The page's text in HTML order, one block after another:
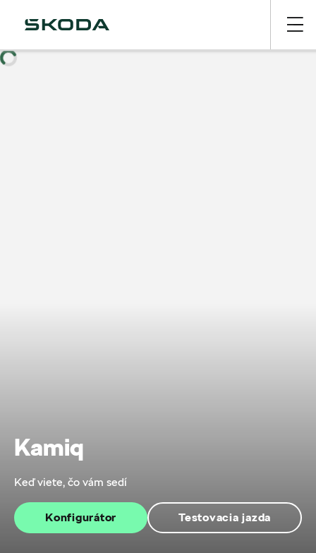
Kamiq
Keď viete, čo vám sedí
Konfigurátor Testovacia jazda